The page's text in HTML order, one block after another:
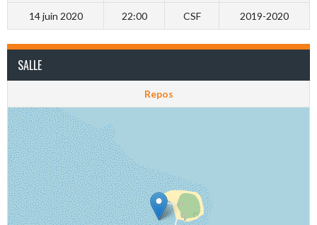
14 juin 2020 22:00 CSF 2019-2020
SALLE
Repos